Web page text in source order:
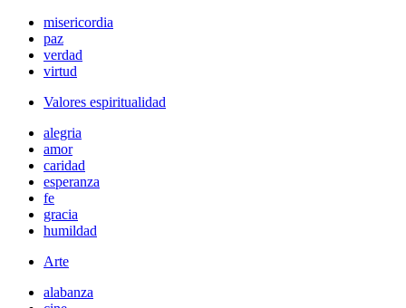
misericordia
paz
verdad
virtud
Valores espiritualidad
alegria
amor
caridad
esperanza
fe
gracia
humildad
Arte
alabanza